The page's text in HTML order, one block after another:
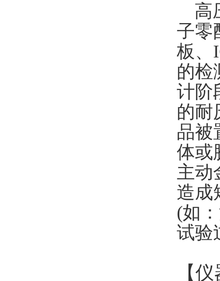
高
子零
板、
的检
计阶
的耐
品被
体或
主动
造成
(如
试验
【